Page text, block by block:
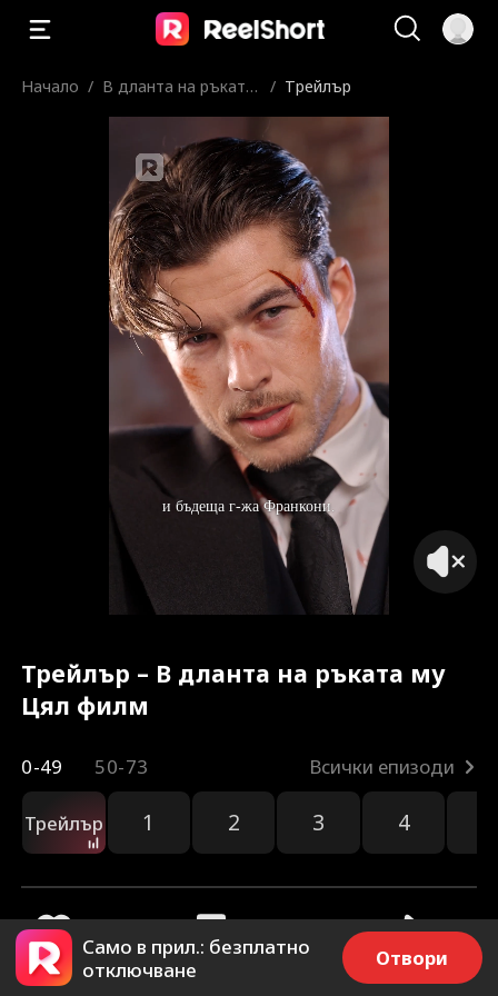
Начало / В дланта на ръката
/ Трейлър
Трейлър – В дланта на ръката му
Цял филм
0-49 50-73 Всички епизоди
Трейлър 1 2 3 4
148 14.6k Споделяне
Само в прил.: безплатно
отключване
Отвори